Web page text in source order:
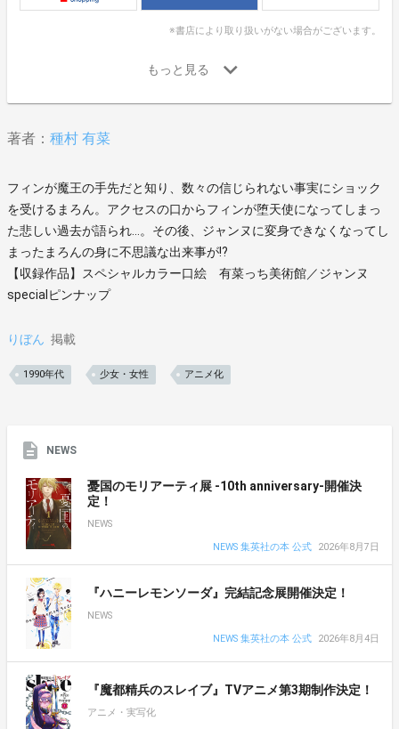
※書店により取り扱いがない場合がございます。
著者： 種村 有菜
フィンが魔王の手先だと知り、数々の信じられない事実にショック
を受けるまろん。アクセスの口からフィンが堕天使になってしまっ
た悲しい過去が語られ…。その後、ジャンヌに変身できなくなってし
まったまろんの身に不思議な出来事が!?
【収録作品】スペシャルカラー口絵 有菜っち美術館／ジャンヌ
specialピンナップ
りぼん 掲載
1990年代 少女・女性 アニメ化
NEWS
憂国のモリアーティ展 -10th anniversary-開催決
定！
NEWS
NEWS 集英社の本 公式
2026年8月7日
『ハニーレモンソーダ』完結記念展開催決定！
NEWS
NEWS 集英社の本 公式
2026年8月4日
『魔都精兵のスレイブ』TVアニメ第3期制作決定！
アニメ・実写化